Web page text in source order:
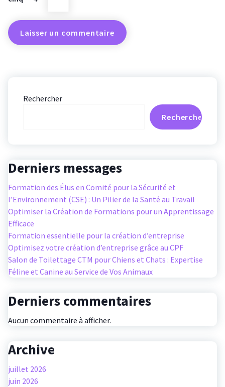
Rechercher
Rechercher
Derniers messages
Formation des Élus en Comité pour la Sécurité et
l’Environnement (CSE) : Un Pilier de la Santé au Travail
Optimiser la Création de Formations pour un Apprentissage
Efficace
Formation essentielle pour la création d’entreprise
Optimisez votre création d’entreprise grâce au CPF
Salon de Toilettage CTM pour Chiens et Chats : Expertise
Féline et Canine au Service de Vos Animaux
Derniers commentaires
Aucun commentaire à afficher.
Archive
juillet 2026
juin 2026